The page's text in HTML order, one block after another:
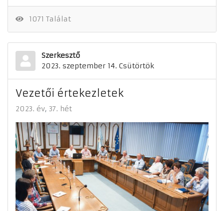
1071 Találat
Szerkesztő
2023. szeptember 14. Csütörtök
Vezetői értekezletek
2023. év 37. hét